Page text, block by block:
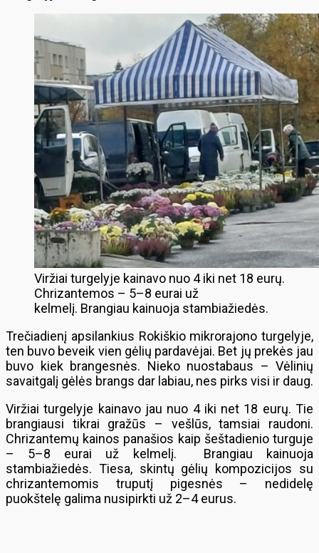
Viržiai turgelyje kainavo nuo 4 iki net 18 eurų.
Chrizantemos – 5–8 eurai už
kelmelį. Brangiau kainuoja stambiažiedės.
Trečiadienį apsilankius Rokiškio mikrorajono turgelyje,
ten buvo beveik vien gėlių pardavėjai. Bet jų prekės jau
buvo kiek brangesnės. Nieko nuostabaus – Vėlinių
savaitgalį gėlės brangs dar labiau, nes pirks visi ir daug.
Viržiai turgelyje kainavo jau nuo 4 iki net 18 eurų. Tie
brangiausi tikrai gražūs – vešlūs, tamsiai raudoni.
Chrizantemų kainos panašios kaip šeštadienio turguje
– 5–8 eurai už kelmelį. Brangiau kainuoja
stambiažiedės. Tiesa, skintų gėlių kompozicijos su
chrizantemomis truputį pigesnės – nedidelę
puokštelę galima nusipirkti už 2–4 eurus.